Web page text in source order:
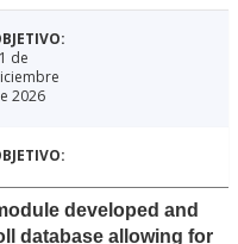
de
2026
developed and
database allowing for